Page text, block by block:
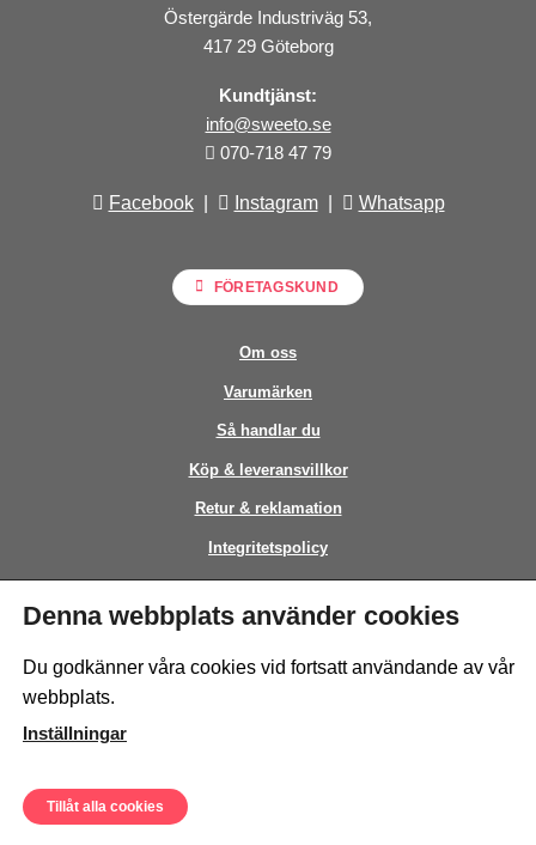
Östergärde Industriväg 53,
417 29 Göteborg
Kundtjänst:
info@sweeto.se
070-718 47 79
Facebook| Instagram| Whatsapp
FÖRETAGSKUND
Om oss
Varumärken
Så handlar du
Köp & leveransvillkor
Retur & reklamation
Integritetspolicy
Kontakt
This site is protected by reCAPTCHA and the GooglePrivacy Policyand
© Sweeto Scandinavia AB - All rights reserved.
Denna webbplats använder cookies
Du godkänner våra cookies vid fortsatt användande av vår
webbplats.
Inställningar
Tillåt alla cookies